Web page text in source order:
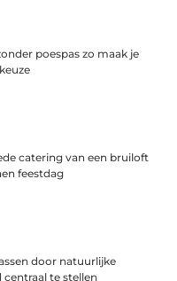
poespas zo maak je
catering van een bruiloft
feestdag
door natuurlijke
centraal te stellen